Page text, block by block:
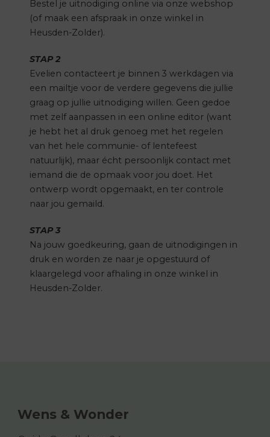
Bestel je uitnodiging online via onze webshop
(of maak een afspraak in onze winkel in
Heusden-Zolder).
STAP 2
Evelien contacteert je binnen 3 werkdagen via
een mailtje voor de verdere gegevens die jullie
graag op jullie uitnodiging willen. Geen gedoe
met zelf aanpassen in een online editor (want
je hebt het al druk genoeg met het regelen
van het hele communie- of lentefeest
natuurlijk), maar écht persoonlijk contact met
iemand die de opmaak voor jou doet. Het
ontwerp wordt opgemaakt, en ter controle
naar jou gemaild.
STAP 3
Na jouw goedkeuring, gaan de uitnodigingen in
druk en worden ze naar je opgestuurd of
klaargelegd voor afhaling in onze winkel in
Heusden-Zolder.
Wens & Wonder